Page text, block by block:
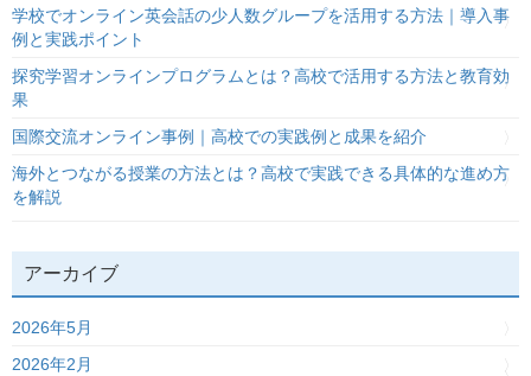
学校でオンライン英会話の少人数グループを活用する方法｜導入事
例と実践ポイント
探究学習オンラインプログラムとは？高校で活用する方法と教育効
果
国際交流オンライン事例｜高校での実践例と成果を紹介
海外とつながる授業の方法とは？高校で実践できる具体的な進め方
を解説
アーカイブ
2026年5月
2026年2月